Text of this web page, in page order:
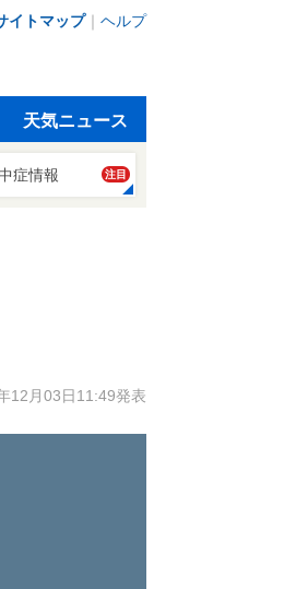
イトマップ｜ ヘルプ
天気ニュース
症情報 注目
12月03日11:49発表